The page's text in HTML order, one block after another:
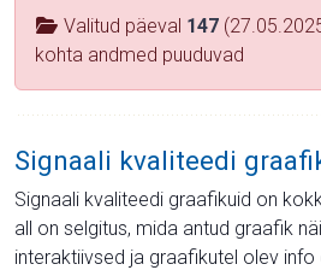
Valitud päeval 147
kohta andmed puuduvad
Signaali kvaliteedi
Signaali kvaliteedi graafikuid on
all on selgitus, mida antud graafik
interaktiivsed ja graafikutel olev info